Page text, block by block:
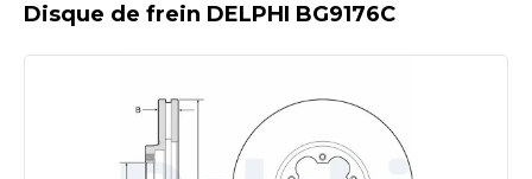
Disque de frein DELPHI BG9176C